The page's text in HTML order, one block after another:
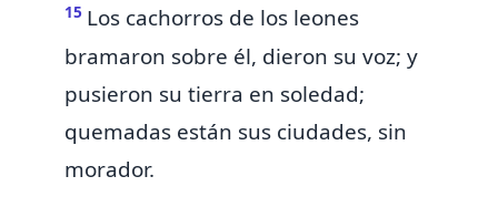
15 Los cachorros de los leones
bramaron sobre él, dieron su voz; y
pusieron su tierra en soledad;
quemadas están sus ciudades, sin
morador.